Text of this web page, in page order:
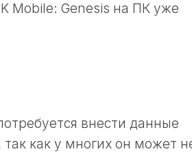
Mobile: Genesis на ПК уже
внести данные
как у многих он может